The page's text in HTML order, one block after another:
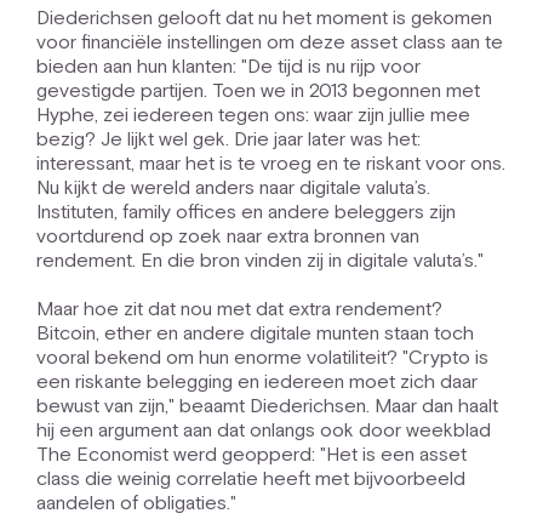
Diederichsen gelooft dat nu het moment is gekomen
voor financiële instellingen om deze asset class aan te
bieden aan hun klanten: "De tijd is nu rijp voor
gevestigde partijen. Toen we in 2013 begonnen met
Hyphe, zei iedereen tegen ons: waar zijn jullie mee
bezig? Je lijkt wel gek. Drie jaar later was het:
interessant, maar het is te vroeg en te riskant voor ons.
Nu kijkt de wereld anders naar digitale valuta’s.
Instituten, family offices en andere beleggers zijn
voortdurend op zoek naar extra bronnen van
rendement. En die bron vinden zij in digitale valuta’s."
Maar hoe zit dat nou met dat extra rendement?
Bitcoin, ether en andere digitale munten staan toch
vooral bekend om hun enorme volatiliteit? "Crypto is
een riskante belegging en iedereen moet zich daar
bewust van zijn," beaamt Diederichsen. Maar dan haalt
hij een argument aan dat onlangs ook door weekblad
The Economist werd geopperd: "Het is een asset
class die weinig correlatie heeft met bijvoorbeeld
aandelen of obligaties."